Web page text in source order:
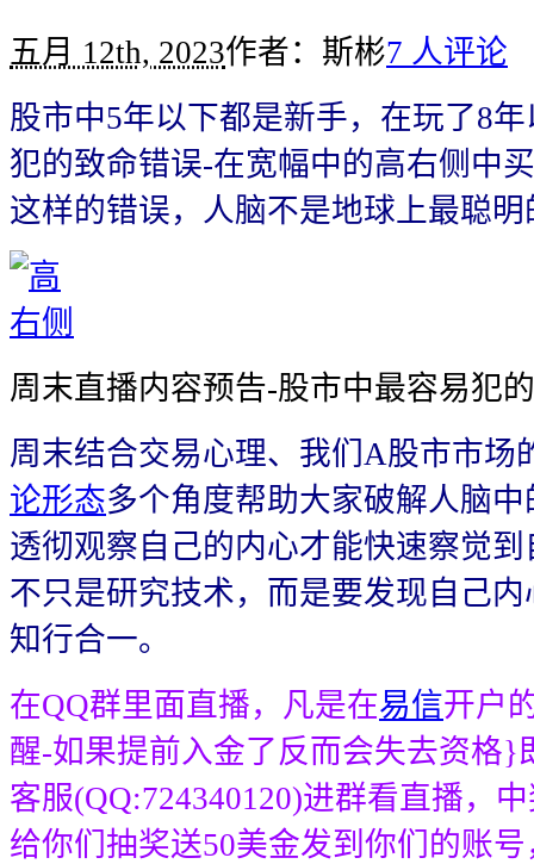
五月 12th, 2023作者：斯彬7 人评论
股市中5年以下都是新手，在玩了8
犯的致命错误-在宽幅中的高右侧中
这样的错误，人脑不是地球上最聪明
周末直播内容预告-股市中最容易犯
周末结合交易心理、我们A股市市场
论形态多个角度帮助大家破解人脑
透彻观察自己的内心才能快速察觉
不只是研究技术，而是要发现自己
知行合一。
在QQ群里面直播，凡是在易信开户
醒-如果提前入金了反而会失去资格}
客服(QQ:724340120)进群看直播，
给你们抽奖送50美金发到你们的账